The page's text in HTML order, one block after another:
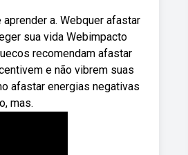
a. Webquer afastar
sua vida Webimpacto
recomendam afastar
e não vibrem suas
afastar energias negativas
mas.